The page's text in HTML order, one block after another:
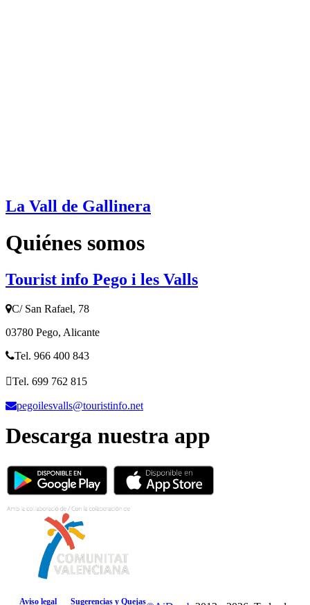
La Vall de Gallinera
Quiénes somos
Tourist info Pego i les Valls
C/ San Rafael, 78
03780 Pego, Alicante
Tel. 966 400 843
Tel. 699 762 815
pegoilesvalls@touristinfo.net
Descarga nuestra app
Aviso legal Sugerencias y Quejas